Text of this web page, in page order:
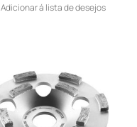
Adicionar á lista de desejos